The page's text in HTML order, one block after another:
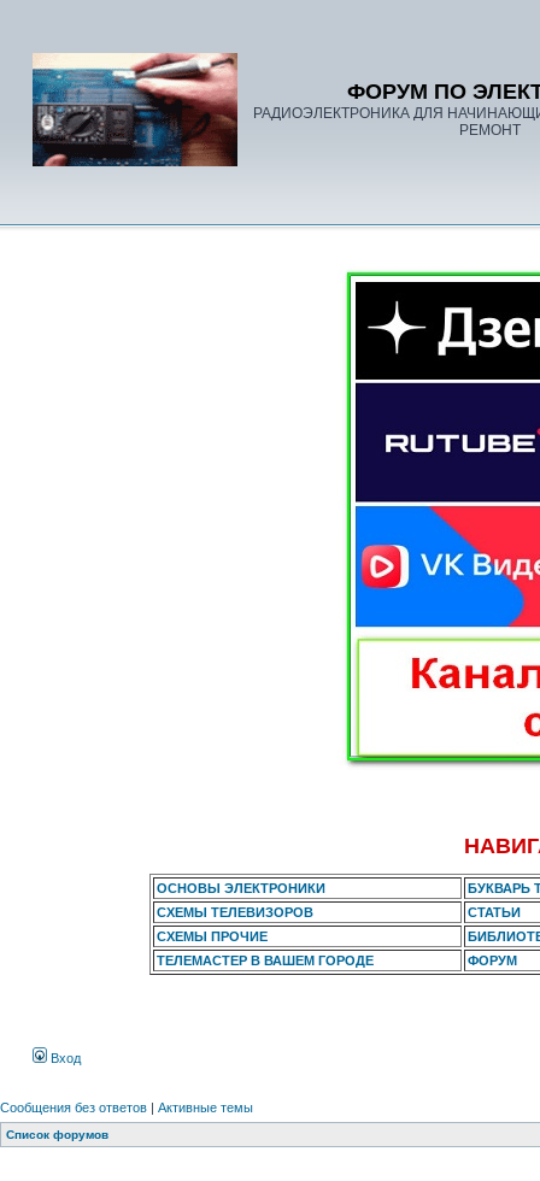
ФОРУМ ПО
РАДИОЭЛЕКТРОНИКА ДЛЯ
РЕМОНТ
ОСНОВЫ ЭЛЕКТРОНИКИ
БУКВАРЬ
СХЕМЫ ТЕЛЕВИЗОРОВ
СТАТЬИ
СХЕМЫ ПРОЧИЕ
ТЕЛЕМАСТЕР В ВАШЕМ ГОРОДЕ
ФОРУМ
Вход
Сообщения без ответов | Активные темы
Список форумов